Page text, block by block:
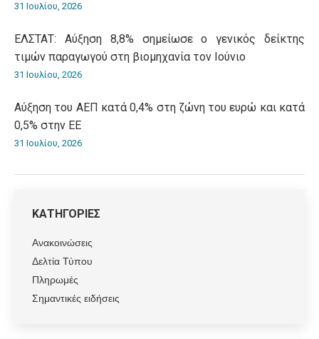
31 Ιουλίου, 2026
ΕΛΣΤΑΤ: Αύξηση 8,8% σημείωσε ο γενικός δείκτης
τιμών παραγωγού στη βιομηχανία τον Ιούνιο
31 Ιουλίου, 2026
Αύξηση του ΑΕΠ κατά 0,4% στη ζώνη του ευρώ και κατά
0,5% στην ΕΕ
31 Ιουλίου, 2026
ΚΑΤΗΓΟΡΙΕΣ
Ανακοινώσεις
Δελτία Τύπου
Πληρωμές
Σημαντικές ειδήσεις